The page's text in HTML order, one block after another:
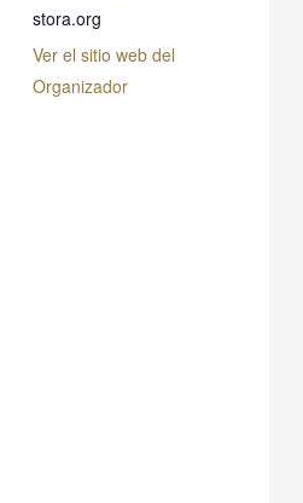
stora.org
Ver el sitio web del
Organizador